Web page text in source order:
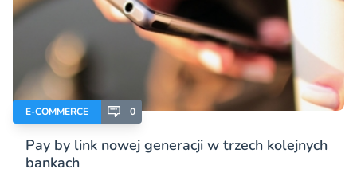
E-COMMERCE 0
Pay by link nowej generacji w trzech kolejnych
bankach